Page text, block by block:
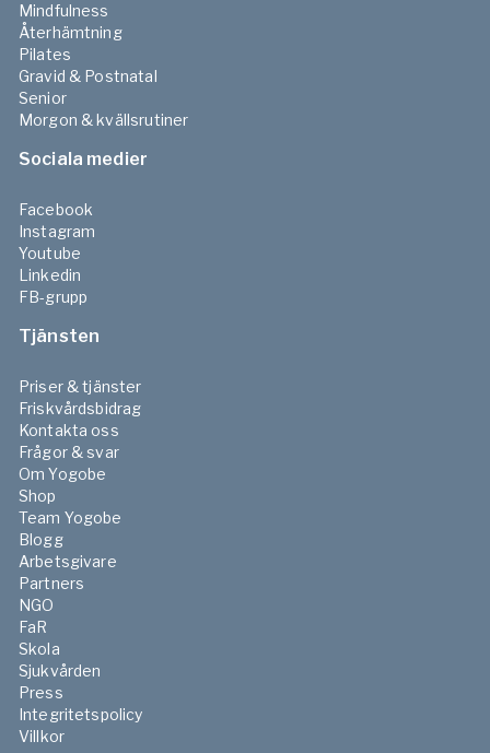
Mindfulness
Återhämtning
Pilates
Gravid & Postnatal
Senior
Morgon & kvällsrutiner
Sociala medier
Facebook
Instagram
Youtube
Linkedin
FB-grupp
Tjänsten
Priser & tjänster
Friskvårdsbidrag
Kontakta oss
Frågor & svar
Om Yogobe
Shop
Team Yogobe
Blogg
Arbetsgivare
Partners
NGO
FaR
Skola
Sjukvården
Press
Integritetspolicy
Villkor